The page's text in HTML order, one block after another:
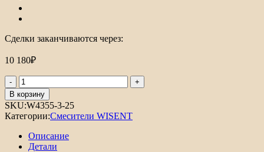
Сделки заканчиваются через:
10 180₽
Количество
товара
Смеситель
для
кухни
однорычажный
с
В корзину
SKU:W4355-3-25
Категории:Смесители WISENT
Описание
Детали